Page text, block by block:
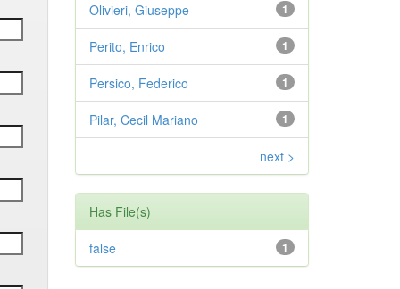
1
Olivieri, Giuseppe
1
Perito, Enrico
1
Persico, Federico
1
Pilar, Cecil Mariano
next >
Has File(s)
1
false